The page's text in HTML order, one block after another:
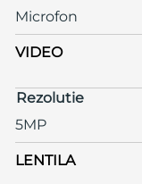
Microfon
VIDEO
Rezolutie
5MP
LENTILA